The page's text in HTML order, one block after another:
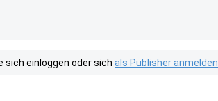
sich einloggen oder sich als Publisher anmelden